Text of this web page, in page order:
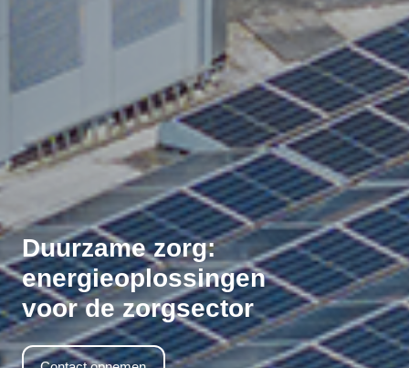
Duurzame zorg:
energieoplossingen
voor de zorgsector